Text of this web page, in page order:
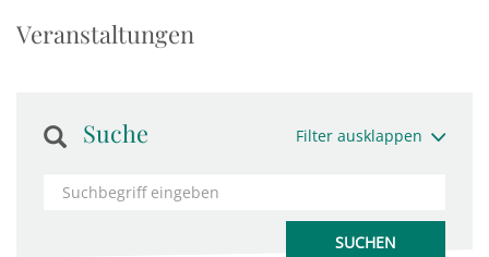
Veranstaltungen
Suche Filter ausklappen